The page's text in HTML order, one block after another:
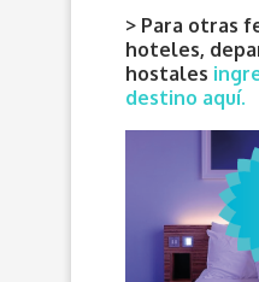
> Para otras
hoteles,
hostales
destino aquí.